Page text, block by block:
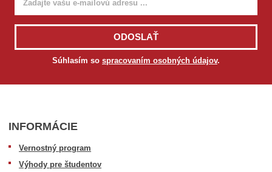
ODOSLAŤ
Súhlasím so spracovaním osobných údajov.
INFORMÁCIE
Vernostný program
Výhody pre študentov